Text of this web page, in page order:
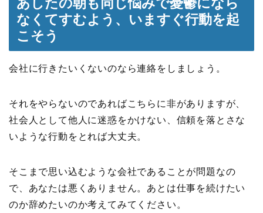
あしたの朝も同じ悩みで憂鬱になら
なくてすむよう、いますぐ行動を起
こそう
会社に行きたいくないのなら連絡をしましょう。
それをやらないのであればこちらに非がありますが、
社会人として他人に迷惑をかけない、信頼を落とさな
いような行動をとれば大丈夫。
そこまで思い込むような会社であることが問題なの
で、あなたは悪くありません。あとは仕事を続けたい
のか辞めたいのか考えてみてください。